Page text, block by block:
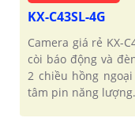
KX-C43SL-4G
Camera giá rẻ KX-
còi báo động và
2 chiều hồng
tâm pin năng